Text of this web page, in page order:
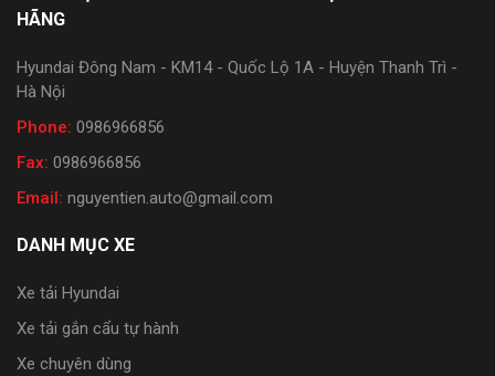
HÃNG
Hyundai Đông Nam - KM14 - Quốc Lộ 1A - Huyện Thanh Trì -
Hà Nội
Phone: 0986966856
Fax: 0986966856
Email: nguyentien.auto@gmail.com
DANH MỤC XE
Xe tải Hyundai
Xe tải gắn cẩu tự hành
Xe chuyên dùng